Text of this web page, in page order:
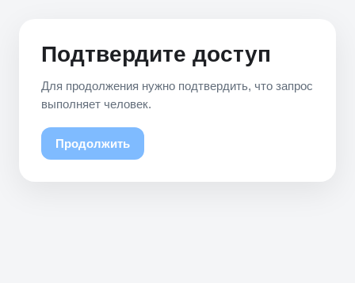
Подтвердите доступ
Для продолжения нужно подтвердить, что запрос
выполняет человек.
Продолжить